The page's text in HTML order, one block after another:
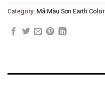
Category: Mã Màu Sơn Earth Color